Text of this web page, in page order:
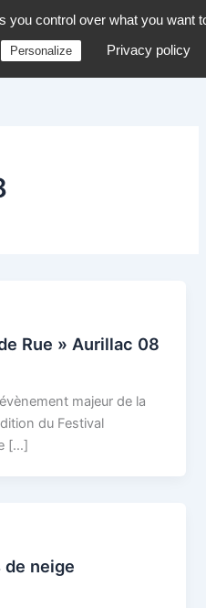
Rue » Aurillac 08
majeur de la
du Festival
[…]
de neige
you control over what you want
Personalize Privacy policy